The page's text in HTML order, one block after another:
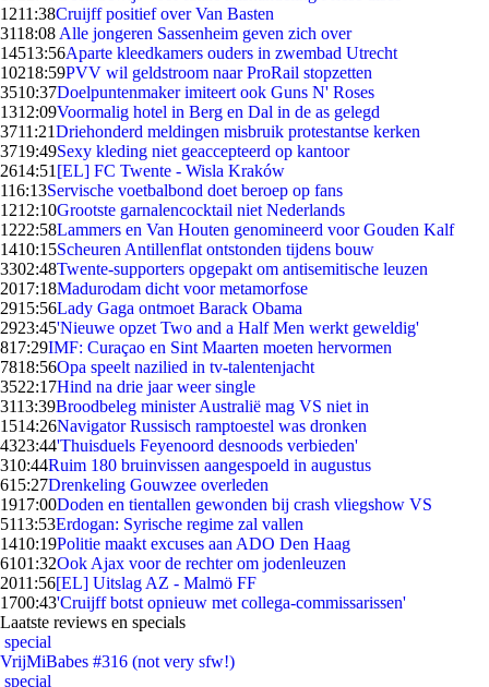
1211:38Cruijff positief over Van Basten
3118:08 Alle jongeren Sassenheim geven zich over
14513:56Aparte kleedkamers ouders in zwembad Utrecht
10218:59PVV wil geldstroom naar ProRail stopzetten
3510:37Doelpuntenmaker imiteert ook Guns N' Roses
1312:09Voormalig hotel in Berg en Dal in de as gelegd
3711:21Driehonderd meldingen misbruik protestantse kerken
3719:49Sexy kleding niet geaccepteerd op kantoor
2614:51 [EL] FC Twente - Wisla Kraków
116:13Servische voetbalbond doet beroep op fans
1212:10Grootste garnalencocktail niet Nederlands
1222:58Lammers en Van Houten genomineerd voor Gouden Kalf
1410:15Scheuren Antillenflat ontstonden tijdens bouw
3302:48Twente-supporters opgepakt om antisemitische leuzen
2017:18Madurodam dicht voor metamorfose
2915:56Lady Gaga ontmoet Barack Obama
2923:45'Nieuwe opzet Two and a Half Men werkt geweldig'
817:29IMF: Curaçao en Sint Maarten moeten hervormen
7818:56Opa speelt nazilied in tv-talentenjacht
3522:17Hind na drie jaar weer single
3113:39Broodbeleg minister Australië mag VS niet in
1514:26Navigator Russisch ramptoestel was dronken
4323:44'Thuisduels Feyenoord desnoods verbieden'
310:44Ruim 180 bruinvissen aangespoeld in augustus
615:27Drenkeling Gouwzee overleden
1917:00Doden en tientallen gewonden bij crash vliegshow VS
5113:53Erdogan: Syrische regime zal vallen
1410:19Politie maakt excuses aan ADO Den Haag
6101:32Ook Ajax voor de rechter om jodenleuzen
2011:56[EL] Uitslag AZ - Malmö FF
1700:43'Cruijff botst opnieuw met collega-commissarissen'
Laatste reviews en specials
special
VrijMiBabes #316 (not very sfw!)
special